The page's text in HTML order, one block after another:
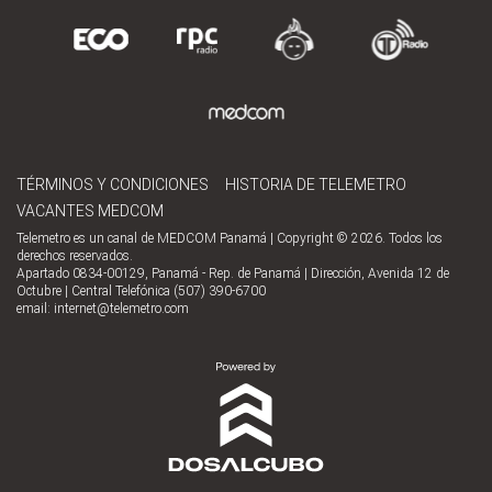
TÉRMINOS Y CONDICIONES
HISTORIA DE TELEMETRO
VACANTES MEDCOM
Telemetro es un canal de MEDCOM Panamá | Copyright © 2026. Todos los
derechos reservados.
Apartado 0834-00129, Panamá - Rep. de Panamá | Dirección, Avenida 12 de
Octubre | Central Telefónica (507) 390-6700
email: internet@telemetro.com